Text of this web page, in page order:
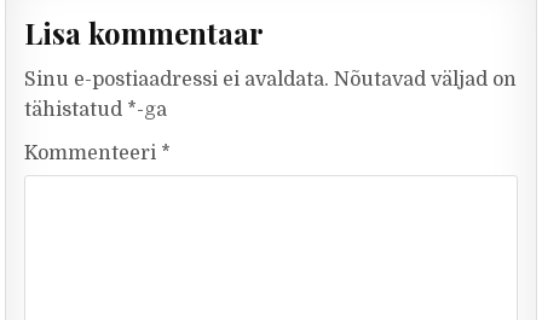
Lisa kommentaar
Sinu e-postiaadressi ei avaldata. Nõutavad väljad on
tähistatud *-ga
Kommenteeri *